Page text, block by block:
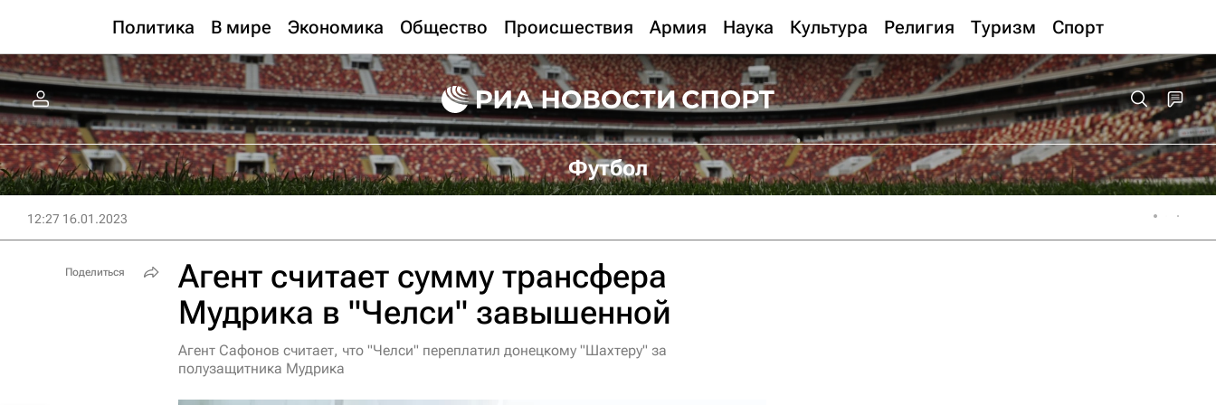
Политика В мире Экономика Общество Происшествия Армия Наука Культура Религия Туризм Спорт
Футбол
12:27 16.01.2023
Агент считает сумму трансфера
Мудрика в "Челси" завышенной
Агент Сафонов считает, что "Челси" переплатил донецкому "Шахтеру" за
полузащитника Мудрика
Поделиться